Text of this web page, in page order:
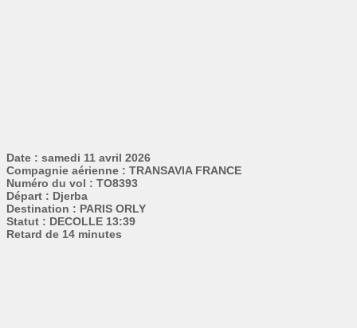
Date : samedi 11 avril 2026
Compagnie aérienne : TRANSAVIA FRANCE
Numéro du vol : TO8393
Départ : Djerba
Destination : PARIS ORLY
Statut : DECOLLE 13:39
Retard de 14 minutes